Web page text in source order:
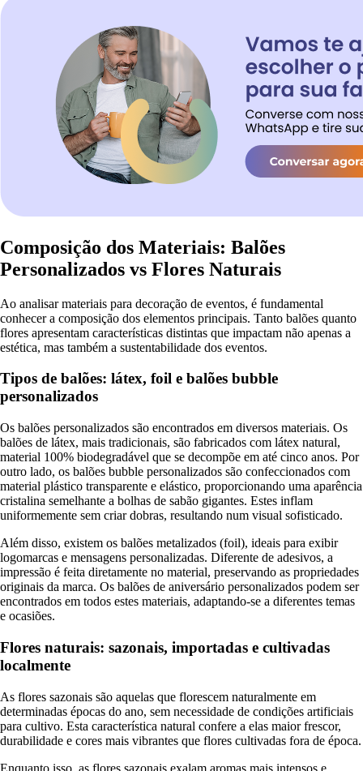
Composição dos Materiais: Balões
Personalizados vs Flores Naturais
Ao analisar materiais para decoração de eventos, é fundamental
conhecer a composição dos elementos principais. Tanto balões quanto
flores apresentam características distintas que impactam não apenas a
estética, mas também a sustentabilidade dos eventos.
Tipos de balões: látex, foil e balões bubble
personalizados
Os balões personalizados são encontrados em diversos materiais. Os
balões de látex, mais tradicionais, são fabricados com látex natural,
material 100% biodegradável que se decompõe em até cinco anos. Por
outro lado, os balões bubble personalizados são confeccionados com
material plástico transparente e elástico, proporcionando uma aparência
cristalina semelhante a bolhas de sabão gigantes. Estes inflam
uniformemente sem criar dobras, resultando num visual sofisticado.
Além disso, existem os balões metalizados (foil), ideais para exibir
logomarcas e mensagens personalizadas. Diferente de adesivos, a
impressão é feita diretamente no material, preservando as propriedades
originais da marca. Os balões de aniversário personalizados podem ser
encontrados em todos estes materiais, adaptando-se a diferentes temas
e ocasiões.
Flores naturais: sazonais, importadas e cultivadas
localmente
As flores sazonais são aquelas que florescem naturalmente em
determinadas épocas do ano, sem necessidade de condições artificiais
para cultivo. Esta característica natural confere a elas maior frescor,
durabilidade e cores mais vibrantes que flores cultivadas fora de época.
Enquanto isso, as flores sazonais exalam aromas mais intensos e